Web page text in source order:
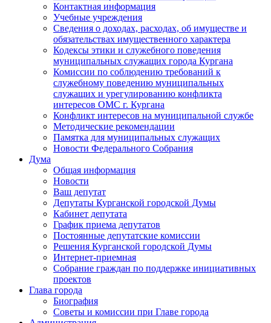
Контактная информация
Учебные учреждения
Сведения о доходах, расходах, об имуществе и
обязательствах имущественного характера
Кодексы этики и служебного поведения
муниципальных служащих города Кургана
Комиссии по соблюдению требований к
служебному поведению муниципальных
служащих и урегулированию конфликта
интересов ОМС г. Кургана
Конфликт интересов на муниципальной службе
Методические рекомендации
Памятка для муниципальных служащих
Новости Федерального Cобрания
Дума
Общая информация
Новости
Ваш депутат
Депутаты Курганской городской Думы
Кабинет депутата
График приема депутатов
Постоянные депутатские комиссии
Решения Курганской городской Думы
Интернет-приемная
Собрание граждан по поддержке инициативных
проектов
Глава города
Биография
Советы и комиссии при Главе города